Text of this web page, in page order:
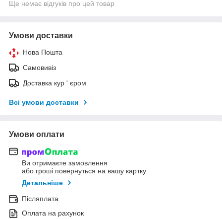
Ще немає відгуків про цей товар
Умови доставки
Нова Пошта
Самовивіз
Доставка кур ' єром
Всі умови доставки
Умови оплати
Ви отримаєте замовлення
або гроші повернуться на вашу картку
Детальніше
Післяплата
Оплата на рахунок